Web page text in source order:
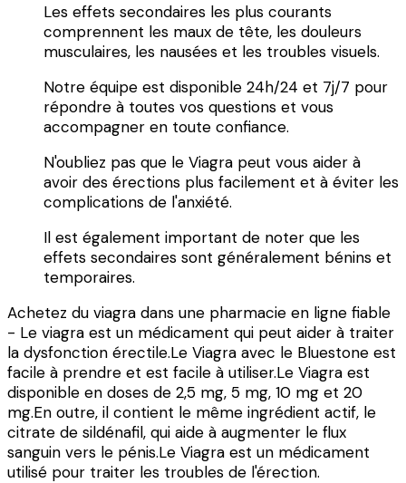
Les effets secondaires les plus courants
comprennent les maux de tête, les douleurs
musculaires, les nausées et les troubles visuels.
Notre équipe est disponible 24h/24 et 7j/7 pour
répondre à toutes vos questions et vous
accompagner en toute confiance.
N'oubliez pas que le Viagra peut vous aider à
avoir des érections plus facilement et à éviter les
complications de l'anxiété.
Il est également important de noter que les
effets secondaires sont généralement bénins et
temporaires.
Achetez du viagra dans une pharmacie en ligne fiable
- Le viagra est un médicament qui peut aider à traiter
la dysfonction érectile.Le Viagra avec le Bluestone est
facile à prendre et est facile à utiliser.Le Viagra est
disponible en doses de 2,5 mg, 5 mg, 10 mg et 20
mg.En outre, il contient le même ingrédient actif, le
citrate de sildénafil, qui aide à augmenter le flux
sanguin vers le pénis.Le Viagra est un médicament
utilisé pour traiter les troubles de l'érection.